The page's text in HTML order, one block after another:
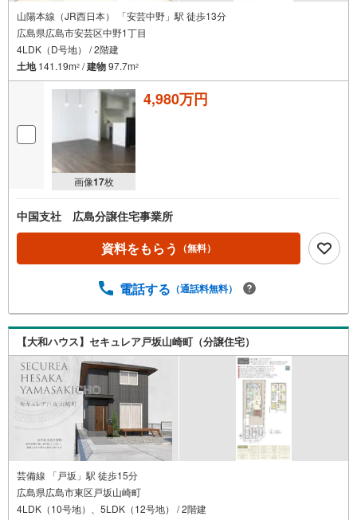
山陽本線（JR西日本） 「安芸中野」駅 徒歩13分
広島県広島市安芸区中野1丁目
4LDK（D号地） / 2階建
土地141.19m2 /建物97.7m2
画像17枚
4,980万円
中国支社 広島分譲住宅事業所
資料をもらう （無料）
電話する （通話料無料）
【大和ハウス】セキュレア戸坂山崎町（分譲住宅）
芸備線 「戸坂」駅 徒歩15分
広島県広島市東区戸坂山崎町
4LDK（10号地）、5LDK（12号地） / 2階建